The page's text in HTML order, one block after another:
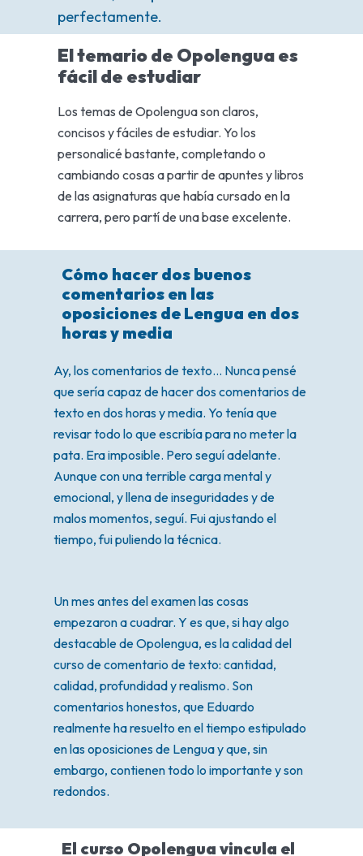
perfectamente.
El temario de Opolengua es
fácil de estudiar
Los temas de Opolengua son claros,
concisos y fáciles de estudiar. Yo los
personalicé bastante, completando o
cambiando cosas a partir de apuntes y libros
de las asignaturas que había cursado en la
carrera, pero partí de una base excelente.
Cómo hacer dos buenos
comentarios en las
oposiciones de Lengua en dos
horas y media
Ay, los comentarios de texto… Nunca pensé
que sería capaz de hacer dos comentarios de
texto en dos horas y media. Yo tenía que
revisar todo lo que escribía para no meter la
pata. Era imposible. Pero seguí adelante.
Aunque con una terrible carga mental y
emocional, y llena de inseguridades y de
malos momentos, seguí. Fui ajustando el
tiempo, fui puliendo la técnica.
Un mes antes del examen las cosas
empezaron a cuadrar. Y es que, si hay algo
destacable de Opolengua, es la calidad del
curso de comentario de texto: cantidad,
calidad, profundidad y realismo. Son
comentarios honestos, que Eduardo
realmente ha resuelto en el tiempo estipulado
en las oposiciones de Lengua y que, sin
embargo, contienen todo lo importante y son
redondos.
El curso Opolengua vincula el